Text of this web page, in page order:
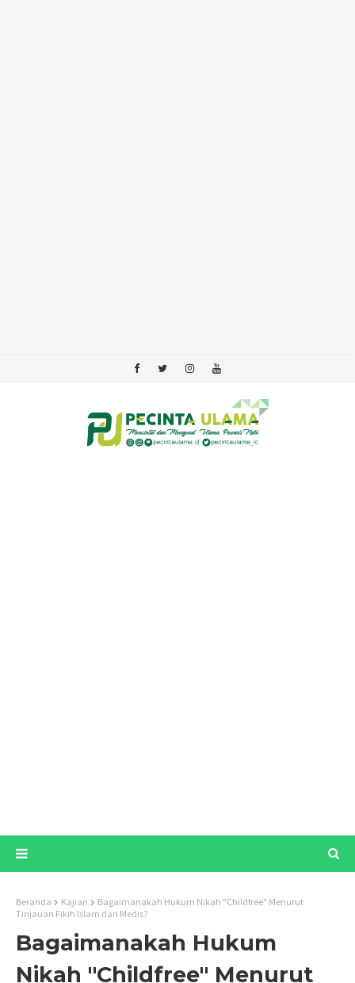
Beranda Kajian
Bagaimanakah Hukum Nikah "Childfree" Menurut
Tinjauan Fikih Islam dan Medis?
Bagaimanakah Hukum
Nikah "Childfree" Menurut